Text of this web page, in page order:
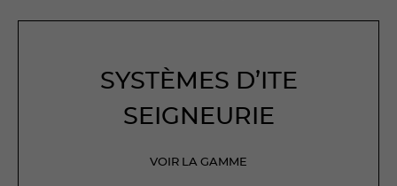
SYSTÈMES D’ITE
SEIGNEURIE
VOIR LA GAMME